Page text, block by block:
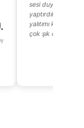
sesi duyuyorduk.
yaptırdıktan
yalıtımı
çok şık duruyor.”